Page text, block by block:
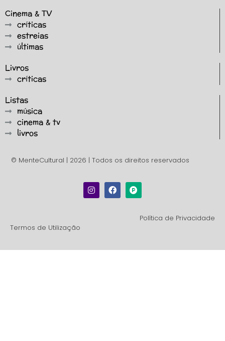
Cinema & TV
críticas
estreias
últimas
Livros
críticas
Listas
música
cinema & tv
livros
© MenteCultural | 2026 | Todos os direitos reservados
Política de Privacidade
Termos de Utilização